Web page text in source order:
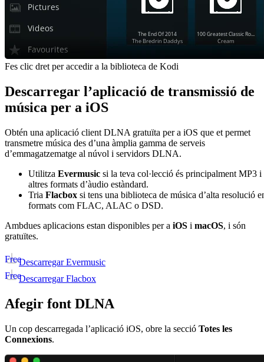
Fes clic dret per accedir a la biblioteca de Kodi
Descarregar l’aplicació de transmissió de
música per a iOS
Obtén una aplicació client DLNA gratuïta per a iOS que et permet
transmetre música des d’una àmplia gamma de serveis
d’emmagatzematge al núvol i servidors DLNA.
Utilitza Evermusic si la teva col·lecció és principalment MP3 i
altres formats d’àudio estàndard.
Tria Flacbox si tens una biblioteca de música d’alta resolució
formats com FLAC, ALAC o DSD.
Ambdues aplicacions estan disponibles per a iOS i macOS, i són
gratuïtes.
Descarregar Evermusic
Free
Descarregar Flacbox
Free
Afegir font DLNA
Un cop descarregada l’aplicació iOS, obre la secció Totes les
Connexions.